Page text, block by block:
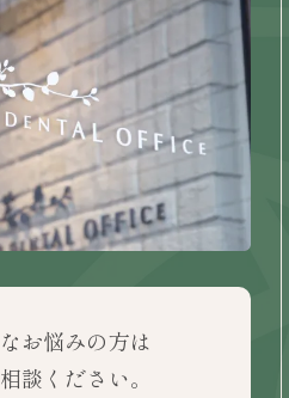
お悩みの方は
談ください。